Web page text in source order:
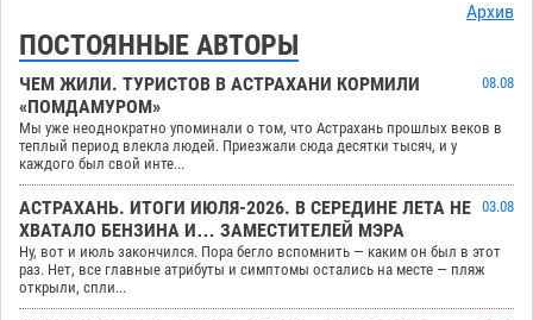
Архив
ПОСТОЯННЫЕ АВТОРЫ
ЧЕМ ЖИЛИ. ТУРИСТОВ В АСТРАХАНИ КОРМИЛИ
«ПОМДАМУРОМ»
08.08
Мы уже неоднократно упоминали о том, что Астрахань прошлых веков в
теплый период влекла людей. Приезжали сюда десятки тысяч, и у
каждого был свой инте...
АСТРАХАНЬ. ИТОГИ ИЮЛЯ-2026. В СЕРЕДИНЕ ЛЕТА НЕ
ХВАТАЛО БЕНЗИНА И… ЗАМЕСТИТЕЛЕЙ МЭРА
03.08
Ну, вот и июль закончился. Пора бегло вспомнить — каким он был в этот
раз. Нет, все главные атрибуты и симптомы остались на месте — пляж
открыли, спли...